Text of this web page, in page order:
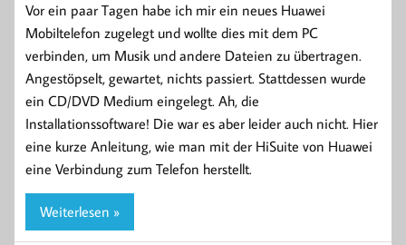
Vor ein paar Tagen habe ich mir ein neues Huawei
Mobiltelefon zugelegt und wollte dies mit dem PC
verbinden, um Musik und andere Dateien zu übertragen.
Angestöpselt, gewartet, nichts passiert. Stattdessen wurde
ein CD/DVD Medium eingelegt. Ah, die
Installationssoftware! Die war es aber leider auch nicht. Hier
eine kurze Anleitung, wie man mit der HiSuite von Huawei
eine Verbindung zum Telefon herstellt.
Weiterlesen »